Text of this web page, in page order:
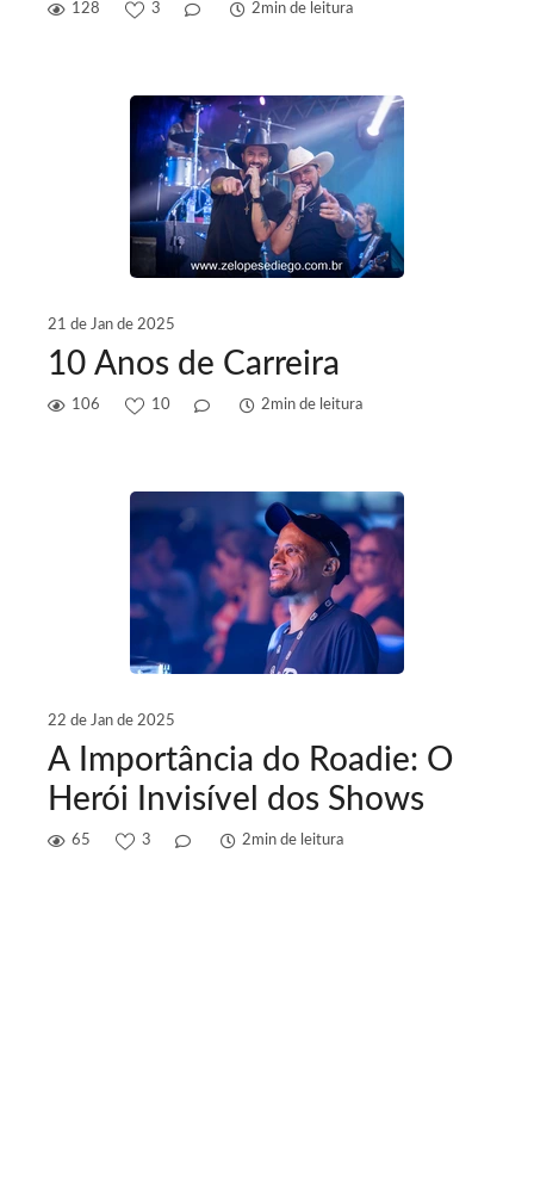
128 3 2min de leitura
21 de Jan de 2025
10 Anos de Carreira
106 10 2min de leitura
22 de Jan de 2025
A Importância do Roadie: O
Herói Invisível dos Shows
65 3 2min de leitura